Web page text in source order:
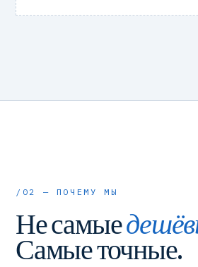
/02 — ПОЧЕМУ МЫ
Не самые
Самые точные.